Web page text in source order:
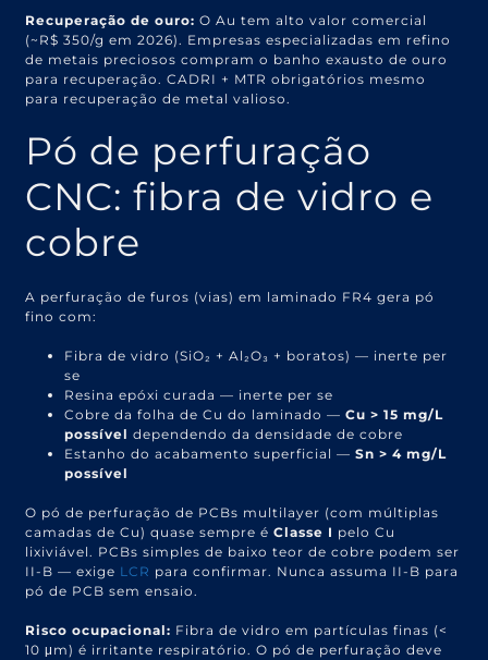
Recuperação de ouro: O Au tem alto valor comercial
(~R$ 350/g em 2026). Empresas especializadas em refino
de metais preciosos compram o banho exausto de ouro
para recuperação. CADRI + MTR obrigatórios mesmo
para recuperação de metal valioso.
Pó de perfuração
CNC: fibra de vidro e
cobre
A perfuração de furos (vias) em laminado FR4 gera pó
fino com:
Fibra de vidro (SiO₂ + Al₂O₃ + boratos) — inerte per
se
Resina epóxi curada — inerte per se
Cobre da folha de Cu do laminado —Cu > 15 mg/L
possível dependendo da densidade de cobre
Estanho do acabamento superficial —Sn > 4 mg/L
possível
O pó de perfuração de PCBs multilayer (com múltiplas
camadas de Cu) quase sempre éClasse I pelo Cu
lixiviável. PCBs simples de baixo teor de cobre podem ser
II-B — exige LCR para confirmar. Nunca assuma II-B para
pó de PCB sem ensaio.
Risco ocupacional: Fibra de vidro em partículas finas (<
10 μm) é irritante respiratório. O pó de perfuração deve